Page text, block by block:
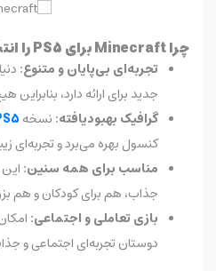
چرا Minecraft برای PS5 را انتخاب کنیم؟
تجربه‌ای بی‌پایان و متنوع:
جدید برای ارائه دارد،
گرافیک بهبود‌یافته: نسخه
کنسول بهره می‌برد و تجربه‌ای
مناسب برای همه سنین:
جذاب، هم برای کودکان و هم
بازی تعاملی و اجتماعی:
دوستان تجربه‌ای اجتماعی و